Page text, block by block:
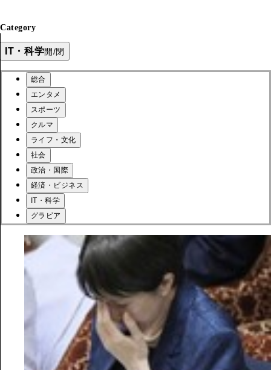
Category
IT・科学開/閉
総合
エンタメ
スポーツ
クルマ
ライフ・文化
社会
政治・国際
経済・ビジネス
IT・科学
グラビア